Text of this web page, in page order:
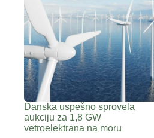
Danska uspešno sprovela
aukciju za 1,8 GW
vetroelektrana na moru